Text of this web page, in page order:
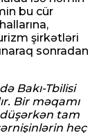
bu cür
şirkətləri
sonradan
Bakı-Tbilisi
Bir məqamı
tam
heç